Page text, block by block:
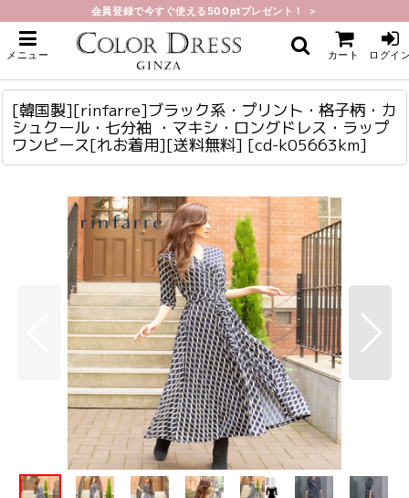
会員登録で今すぐ使える500ptプレゼント！ ＞
メニュー カート ログイ
ホーム > ロング・マキシ
[韓国製][rinfarre]ブラック系・プリント・格子柄・カシュクール・七分袖 ・マ
キシ・ロングドレス・ラップワンピース[れお着用][送料無料]
[韓国製][rinfarre]ブラック系・プリント・格子柄・カ
シュクール・七分袖 ・マキシ・ロングドレス・ラップ
ワンピース[れお着用][送料無料] [cd-k05663km]